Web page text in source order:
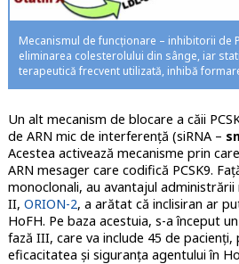
Mecanismul de funcționare – inhibitorii de
eliminarea colesterolului din sânge, iar
terapeutică frecvent utilizată, inhibă
Un alt mecanism de blocare a căii
de ARN mic de interferență (siRNA –
Acestea activează mecanisme prin
ARN mesager care codifică PCSK9.
monoclonali, au avantajul administrării
II, ORION-2, a arătat că inclisiran ar
HoFH. Pe baza acestuia, s-a început un
fază III, care va include 45 de pacienți,
eficacitatea și siguranța agentului în